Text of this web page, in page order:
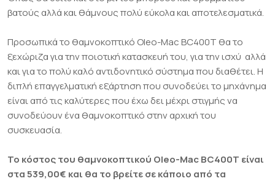
βατούς αλλά και θάμνους πολύ εύκολα και αποτελεσματικά.
Προσωπικά το θαμνοκοπτικό Oleo-Mac BC400T θα το
ξεχώριζα για την ποιοτική κατασκευή του, για την ισχύ αλλά
και για το πολύ καλό αντιδονητικό σύστημα που διαθέτει. Η
διπλή επαγγελματική εξάρτηση που συνοδεύει το μηχάνημα
είναι από τις καλύτερες που έχω δει μέχρι στιγμής να
συνοδεύουν ένα θαμνοκοπτικό στην αρχική του
συσκευασία.
Το κόστος του θαμνοκοπτικού Oleo-Mac BC400T είναι
στα 539,00€ και θα το βρείτε σε κάποιο από τα